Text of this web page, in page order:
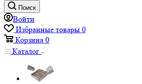
Поиск
Войти
Избранные товары 0
Корзина 0
Каталог